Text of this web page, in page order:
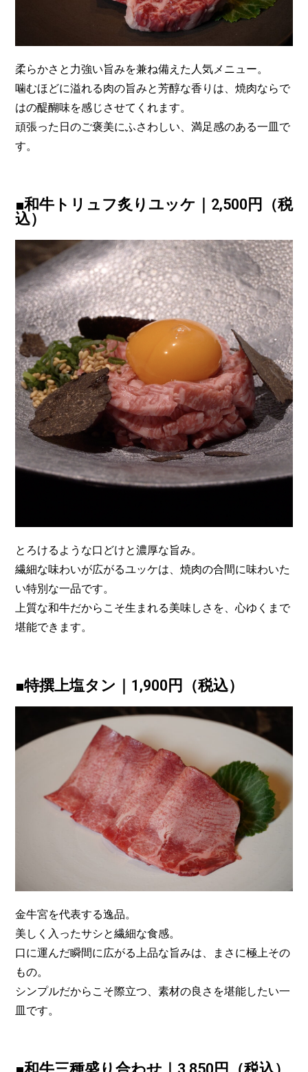
柔らかさと力強い旨みを兼ね備えた人気メニュー。
噛むほどに溢れる肉の旨みと芳醇な香りは、焼肉ならで
はの醍醐味を感じさせてくれます。
頑張った日のご褒美にふさわしい、満足感のある一皿で
す。
■和牛トリュフ炙りユッケ｜2,500円（税
込）
とろけるような口どけと濃厚な旨み。
繊細な味わいが広がるユッケは、焼肉の合間に味わいた
い特別な一品です。
上質な和牛だからこそ生まれる美味しさを、心ゆくまで
堪能できます。
■特撰上塩タン｜1,900円（税込）
金牛宮を代表する逸品。
美しく入ったサシと繊細な食感。
口に運んだ瞬間に広がる上品な旨みは、まさに極上その
もの。
シンプルだからこそ際立つ、素材の良さを堪能したい一
皿です。